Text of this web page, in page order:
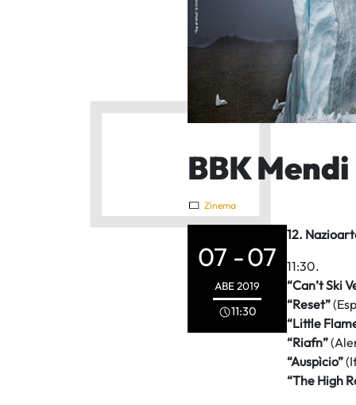
BBK
Zinema
07 -07
ABE2019
11:30
12.
11:30.
“Can’t Ski
“Reset”
“Little
“Riafn”
“Auspìcio”
“The High